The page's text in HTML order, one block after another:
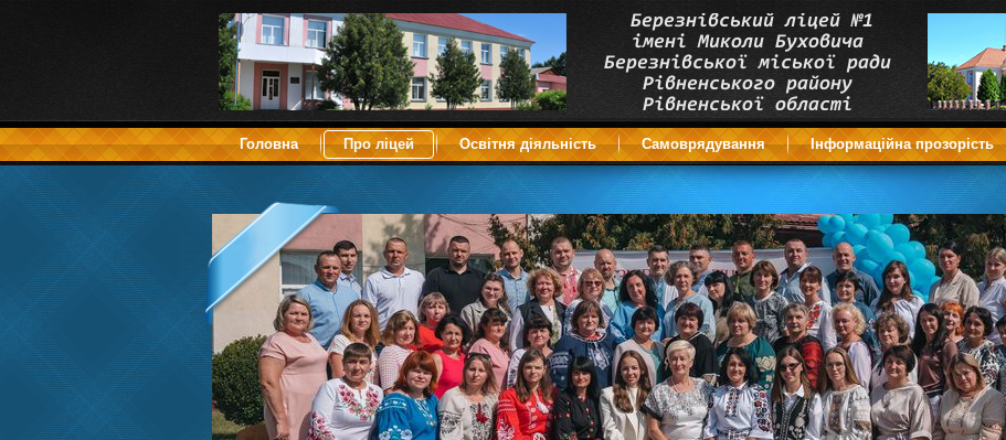
Головна Про ліцей Освітня діяльність Самоврядування Інформаційна прозорість